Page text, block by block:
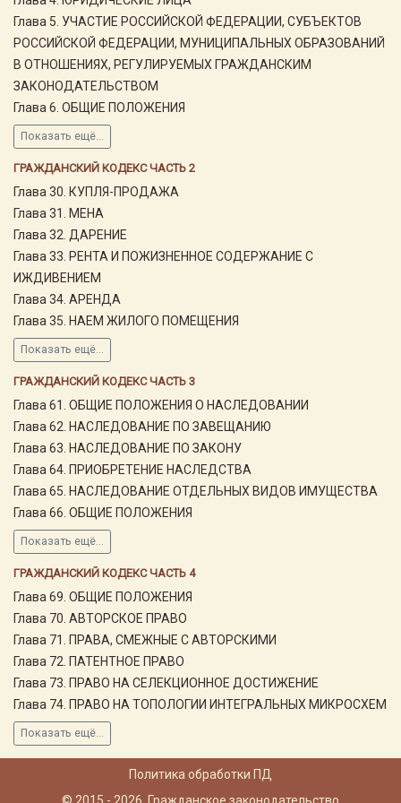
Глава 5. УЧАСТИЕ РОССИЙСКОЙ ФЕДЕРАЦИИ, СУБЪЕКТОВ
РОССИЙСКОЙ ФЕДЕРАЦИИ, МУНИЦИПАЛЬНЫХ ОБРАЗОВАНИЙ
В ОТНОШЕНИЯХ, РЕГУЛИРУЕМЫХ ГРАЖДАНСКИМ
ЗАКОНОДАТЕЛЬСТВОМ
Глава 6. ОБЩИЕ ПОЛОЖЕНИЯ
Показать ещё...
ГРАЖДАНСКИЙ КОДЕКС ЧАСТЬ 2
Глава 30. КУПЛЯ-ПРОДАЖА
Глава 31. МЕНА
Глава 32. ДАРЕНИЕ
Глава 33. РЕНТА И ПОЖИЗНЕННОЕ СОДЕРЖАНИЕ С
ИЖДИВЕНИЕМ
Глава 34. АРЕНДА
Глава 35. НАЕМ ЖИЛОГО ПОМЕЩЕНИЯ
Показать ещё...
ГРАЖДАНСКИЙ КОДЕКС ЧАСТЬ 3
Глава 61. ОБЩИЕ ПОЛОЖЕНИЯ О НАСЛЕДОВАНИИ
Глава 62. НАСЛЕДОВАНИЕ ПО ЗАВЕЩАНИЮ
Глава 63. НАСЛЕДОВАНИЕ ПО ЗАКОНУ
Глава 64. ПРИОБРЕТЕНИЕ НАСЛЕДСТВА
Глава 65. НАСЛЕДОВАНИЕ ОТДЕЛЬНЫХ ВИДОВ ИМУЩЕСТВА
Глава 66. ОБЩИЕ ПОЛОЖЕНИЯ
Показать ещё...
ГРАЖДАНСКИЙ КОДЕКС ЧАСТЬ 4
Глава 69. ОБЩИЕ ПОЛОЖЕНИЯ
Глава 70. АВТОРСКОЕ ПРАВО
Глава 71. ПРАВА, СМЕЖНЫЕ С АВТОРСКИМИ
Глава 72. ПАТЕНТНОЕ ПРАВО
Глава 73. ПРАВО НА СЕЛЕКЦИОННОЕ ДОСТИЖЕНИЕ
Глава 74. ПРАВО НА ТОПОЛОГИИ ИНТЕГРАЛЬНЫХ МИКРОСХЕМ
Показать ещё...
Политика обработки ПД
© 2015 - 2026, Гражданское законодательство